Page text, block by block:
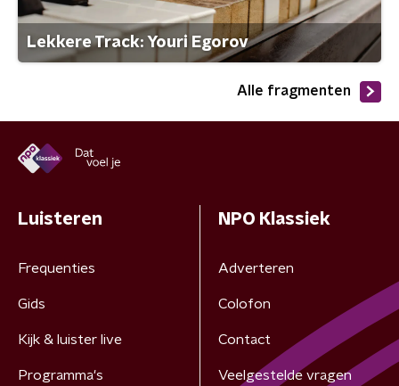
Lekkere Track: Youri Egorov
Alle fragmenten
Luisteren
Frequenties
Gids
Kijk & luister live
Programma's
NPO Klassiek
Adverteren
Colofon
Contact
Veelgestelde vragen